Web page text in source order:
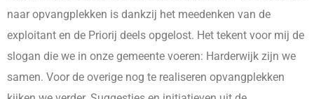
naar opvangplekken is dankzij het meedenken van de
exploitant en de Priorij deels opgelost. Het tekent voor mij de
slogan die we in onze gemeente voeren: Harderwijk zijn we
samen. Voor de overige nog te realiseren opvangplekken